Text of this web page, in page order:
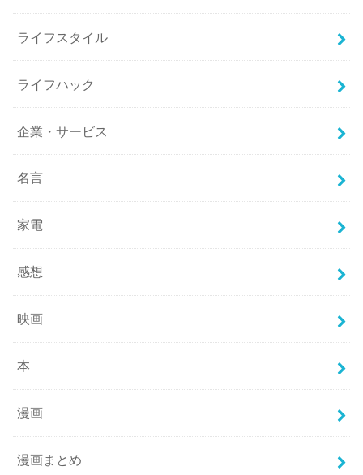
ライフスタイル
ライフハック
企業・サービス
名言
家電
感想
映画
本
漫画
漫画まとめ